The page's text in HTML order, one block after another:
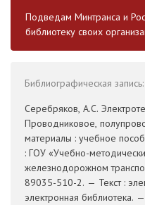
Подведам Минтранса и
библиотеку своих
Библиографическая запись:
Серебряков, А.С.
Проводниковое,
материалы : учебное
: ГОУ «Учебно-
железнодорожном
89035-510-2. — Текст :
электронная библиотека.